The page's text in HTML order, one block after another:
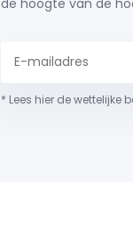
* Lees hier de wettelijke